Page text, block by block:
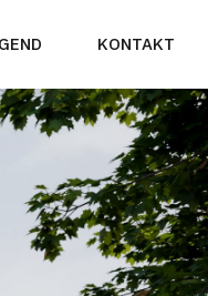
KONTAKT